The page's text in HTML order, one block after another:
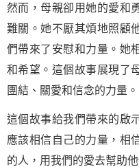
然而，母親卻用她的愛和
難關。她不厭其煩地照顧
們帶來了安慰和力量。她
和希望。這個故事展現了
團結、關愛和信念的力量。
這個故事給我們帶來的啟
應該相信自己的力量，相
的人，用我們的愛去幫助他